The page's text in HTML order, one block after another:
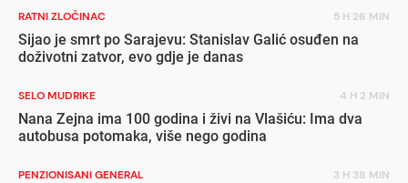
RATNI ZLOČINAC 5 H 26 MIN
Sijao je smrt po Sarajevu: Stanislav Galić osuđen na
doživotni zatvor, evo gdje je danas
SELO MUDRIKE 4 H 2 MIN
Nana Zejna ima 100 godina i živi na Vlašiću: Ima dva
autobusa potomaka, više nego godina
PENZIONISANI GENERAL 3 H 38 MIN